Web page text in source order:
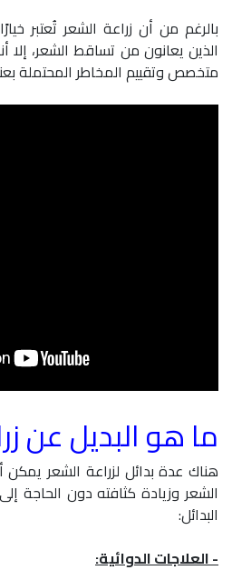
بالرغم من أن زراعة الشعر تُعتبر
الذين يعانون من تساقط الشعر،
متخصص وتقييم المخاطر المحتملة
ما هو البديل عن
هناك عدة بدائل لزراعة الشعر
الشعر وزيادة كثافته دون الحاجة
البدائل:
- العلاجات الدوائية: